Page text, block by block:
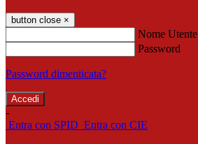
button close ×
Nome Utente
Password
Password dimenticata?
-
Entra con SPID Entra con CIE